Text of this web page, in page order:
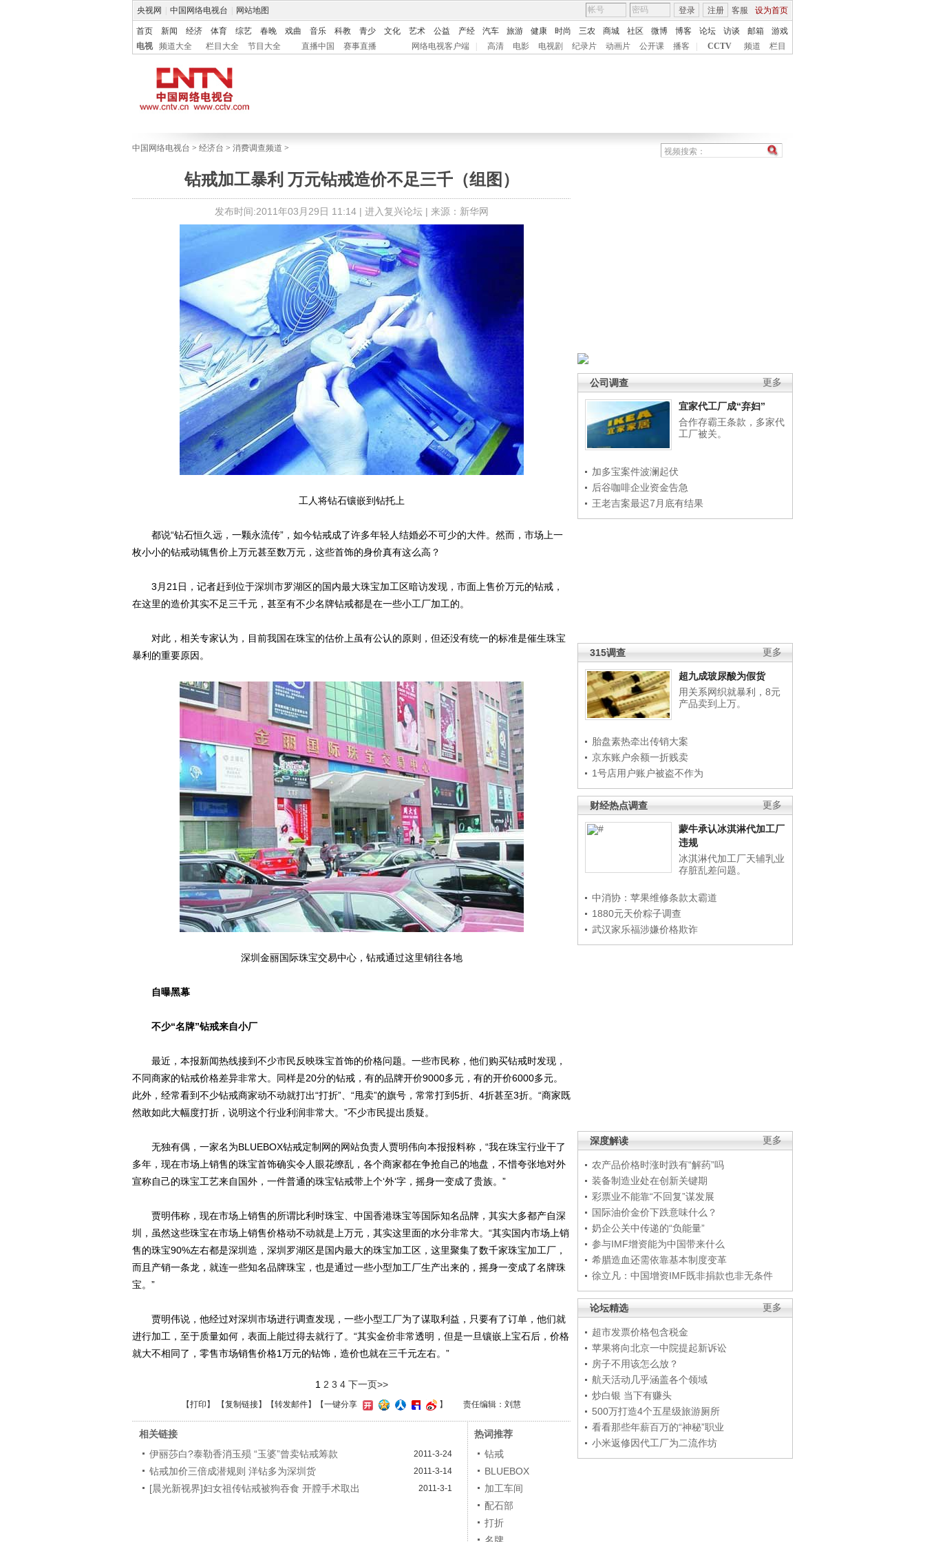
央视网 中国网络电视台 网站地图 客服 设为首页
登录 注册
首页 新闻 经济 体育 综艺 春晚 戏曲 音乐 科教 青少 文化 艺术 公益 产经 汽车 旅游 健康 时尚 三农 商城 社区 微博 博客 论坛 访谈 邮箱
游戏
电视
频道大全 栏目大全 节目大全 直播中国 赛事直播 网络电视客户端 高清 电影 电视剧 纪录片 动画片 公开课 播客 CCTV 频道 栏目
中国网络电视台 > 经济台 > 消费调查频道 >
钻戒加工暴利 万元钻戒造价不足三千（组图）
发布时间:2011年03月29日 11:14 | 进入复兴论坛| 来源：新华网
更多
公司调查
宜家代工厂成“弃妇”
合作存霸王条款，多家代
工厂被关。
加多宝案件波澜起伏
后谷咖啡企业资金告急
王老吉案最迟7月底有结果
更多
315调查
超九成玻尿酸为假货
用关系网织就暴利，8元
产品卖到上万。
胎盘素热牵出传销大案
京东账户余额一折贱卖
1号店用户账户被盗不作为
更多
财经热点调查
蒙牛承认冰淇淋代加工厂
违规
冰淇淋代加工厂天辅乳业
存脏乱差问题。
中消协：苹果维修条款太霸道
1880元天价粽子调查
武汉家乐福涉嫌价格欺诈
更多
深度解读
农产品价格时涨时跌有“解药”吗
装备制造业处在创新关键期
彩票业不能靠“不回复”谋发展
国际油价金价下跌意味什么？
奶企公关中传递的“负能量”
参与IMF增资能为中国带来什么
希腊造血还需依靠基本制度变革
徐立凡：中国增资IMF既非捐款也非无条件
更多
论坛精选
超市发票价格包含税金
苹果将向北京一中院提起新诉讼
房子不用该怎么放？
航天活动几乎涵盖各个领域
炒白银 当下有赚头
500万打造4个五星级旅游厕所
看看那些年薪百万的“神秘”职业
小米返修因代工厂为二流作坊
工人将钻石镶嵌到钻托上
都说“钻石恒久远，一颗永流传”，如今钻戒成了许多年轻人结婚必不可少的大件。然而，市场上一
枚小小的钻戒动辄售价上万元甚至数万元，这些首饰的身价真有这么高？
3月21日，记者赶到位于深圳市罗湖区的国内最大珠宝加工区暗访发现，市面上售价万元的钻戒，
在这里的造价其实不足三千元，甚至有不少名牌钻戒都是在一些小工厂加工的。
对此，相关专家认为，目前我国在珠宝的估价上虽有公认的原则，但还没有统一的标准是催生珠宝
暴利的重要原因。
深圳金丽国际珠宝交易中心，钻戒通过这里销往各地
自曝黑幕
不少“名牌”钻戒来自小厂
最近，本报新闻热线接到不少市民反映珠宝首饰的价格问题。一些市民称，他们购买钻戒时发现，
不同商家的钻戒价格差异非常大。同样是20分的钻戒，有的品牌开价9000多元，有的开价6000多元。
此外，经常看到不少钻戒商家动不动就打出“打折”、“甩卖”的旗号，常常打到5折、4折甚至3折。“商家既
然敢如此大幅度打折，说明这个行业利润非常大。”不少市民提出质疑。
无独有偶，一家名为BLUEBOX钻戒定制网的网站负责人贾明伟向本报报料称，“我在珠宝行业干了
多年，现在市场上销售的珠宝首饰确实令人眼花缭乱，各个商家都在争抢自己的地盘，不惜夸张地对外
宣称自己的珠宝工艺来自国外，一件普通的珠宝钻戒带上个‘外‘字，摇身一变成了贵族。”
贾明伟称，现在市场上销售的所谓比利时珠宝、中国香港珠宝等国际知名品牌，其实大多都产自深
圳，虽然这些珠宝在市场上销售价格动不动就是上万元，其实这里面的水分非常大。“其实国内市场上销
售的珠宝90%左右都是深圳造，深圳罗湖区是国内最大的珠宝加工区，这里聚集了数千家珠宝加工厂，
而且产销一条龙，就连一些知名品牌珠宝，也是通过一些小型加工厂生产出来的，摇身一变成了名牌珠
宝。”
贾明伟说，他经过对深圳市场进行调查发现，一些小型工厂为了谋取利益，只要有了订单，他们就
进行加工，至于质量如何，表面上能过得去就行了。“其实金价非常透明，但是一旦镶嵌上宝石后，价格
就大不相同了，零售市场销售价格1万元的钻饰，造价也就在三千元左右。”
1 2 3 4 下一页>>
【打印 】 【复制链接】【转发邮件】 【一键分享 】 责任编辑：刘慧
相关链接
伊丽莎白?泰勒香消玉殒 “玉婆”曾卖钻戒筹款
2011-3-24
钻戒加价三倍成潜规则 洋钻多为深圳货 2011-3-14
[晨光新视界]妇女祖传钻戒被狗吞食 开膛手术取出 2011-3-1
热词推荐
钻戒
BLUEBOX
加工车间
配石部
打折